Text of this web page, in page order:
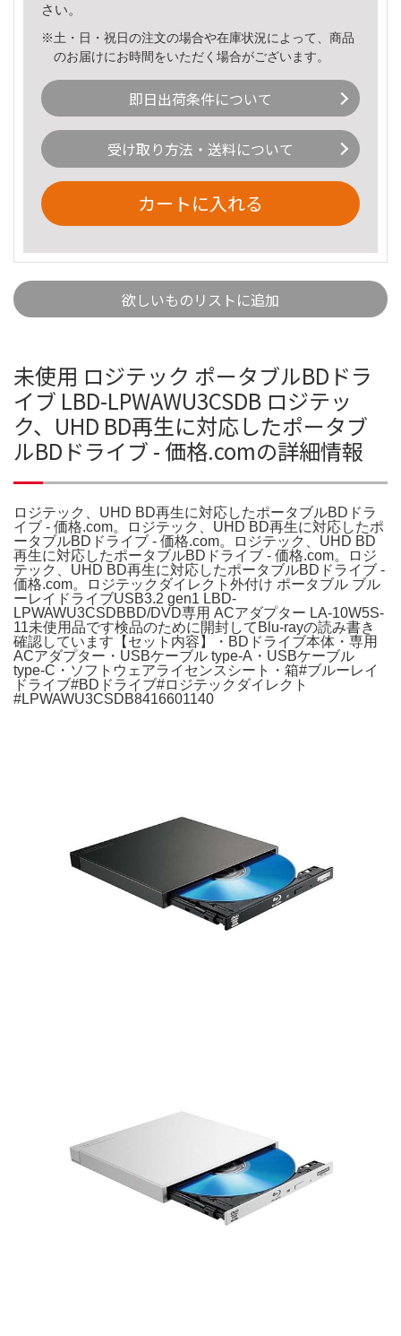
さい。
※土・日・祝日の注文の場合や在庫状況によって、商品
のお届けにお時間をいただく場合がございます。
即日出荷条件について
受け取り方法・送料について
カートに入れる
欲しいものリストに追加
未使用 ロジテック ポータブルBDドラ
イブ LBD-LPWAWU3CSDB ロジテッ
ク、UHD BD再生に対応したポータブ
ルBDドライブ - 価格.comの詳細情報
ロジテック、UHD BD再生に対応したポータブルBDドラ
イブ - 価格.com。ロジテック、UHD BD再生に対応したポ
ータブルBDドライブ - 価格.com。ロジテック、UHD BD
再生に対応したポータブルBDドライブ - 価格.com。ロジ
テック、UHD BD再生に対応したポータブルBDドライブ -
価格.com。ロジテックダイレクト外付け ポータブル ブル
ーレイドライブUSB3.2 gen1 LBD-
LPWAWU3CSDBBD/DVD専用 ACアダプター LA-10W5S-
11未使用品です検品のために開封してBlu-rayの読み書き
確認しています【セット内容】・BDドライブ本体・専用
ACアダプター・USBケーブル type-A・USBケーブル
type-C・ソフトウェアライセンスシート・箱#ブルーレイ
ドライブ#BDドライブ#ロジテックダイレクト
#LPWAWU3CSDB8416601140